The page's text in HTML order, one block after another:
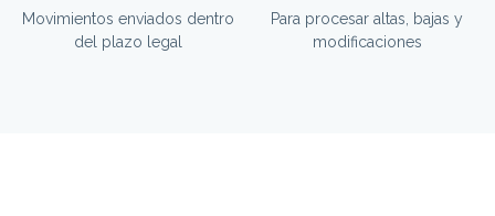
Movimientos enviados dentro
del plazo legal
Para procesar altas, bajas y
modificaciones